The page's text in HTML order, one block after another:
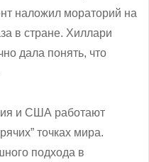
наложил мораторий на
в стране. Хиллари
дала понять, что
и США работают
точках мира.
подхода в